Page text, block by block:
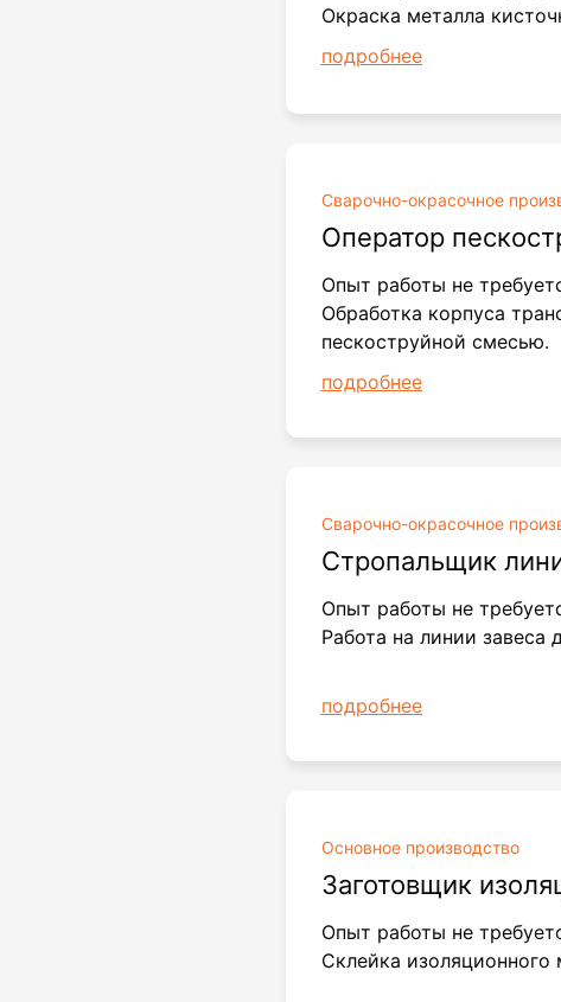
Окраска металла
подробнее
Сварочно-окрасочное
Оператор
Опыт работы не
Обработка корпуса
пескоструйной смесью.
подробнее
Сварочно-окрасочное
Стропальщик
Опыт работы не
Работа на линии завеса
подробнее
Основное производство
Заготовщик
Опыт работы не
Склейка изоляционного